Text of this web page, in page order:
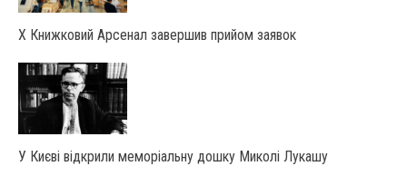
X Книжковий Арсенал завершив прийом заявок
У Києві відкрили меморіальну дошку Миколі Лукашу